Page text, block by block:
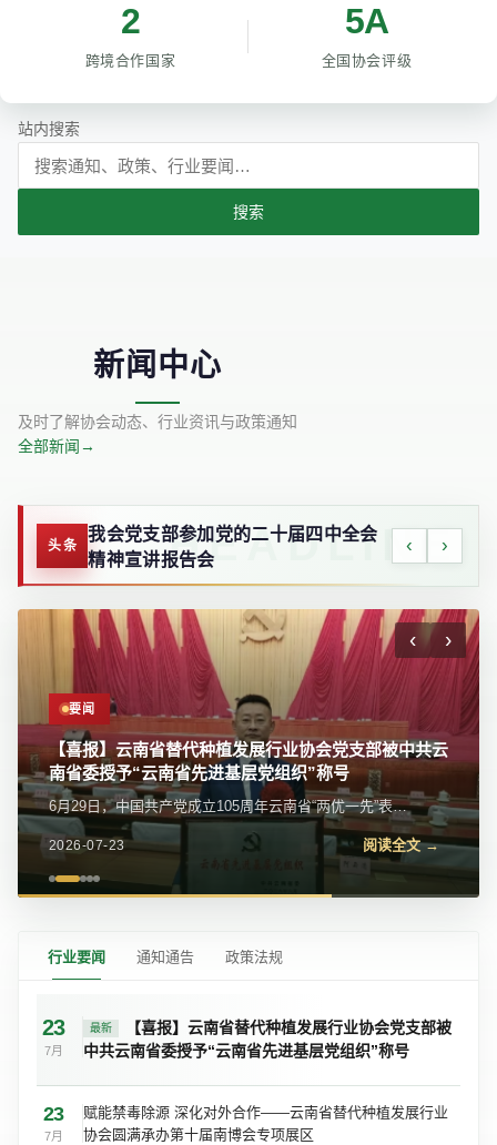
2
跨境合作国家
5A
全国协会评级
站内搜索
搜索
新闻中心
及时了解协会动态、行业资讯与政策通知
全部新闻 →
头条
我会党支部参加党的二十届四中全会
精神宣讲报告会
‹ ›
要闻
【喜报】云南省替代种植发展行业协会党支部被中共云
南省委授予“云南省先进基层党组织”称号
6月29日，中国共产党成立105周年云南省“两优一先”表彰
大会在昆明隆重举行。云南省替代种植发展行业协会党支
部被中共云南省委授予“云南省先进基层...
2026-07-23 阅读全文 →
要闻
我会党支部参加党的二十届四中全会精神宣讲报告会
近日，我会党支部参加金碧街道党工委举办的学习贯彻党
的二十届四中全会精神宣讲报告会。区委宣传部常务副部
长、区委网信办主任苏学峰带队宣讲，社区党委、...
2026-07-23 阅读全文 →
‹ ›
行业要闻 通知通告 政策法规
23
7月
最新
【喜报】云南省替代种植发展行业协会党支部被
中共云南省委授予“云南省先进基层党组织”称号
23
7月
赋能禁毒除源 深化对外合作——云南省替代种植发展行业
协会圆满承办第十届南博会专项展区